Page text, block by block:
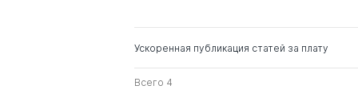
Ускоренная публикация статей за плату
Всего 4